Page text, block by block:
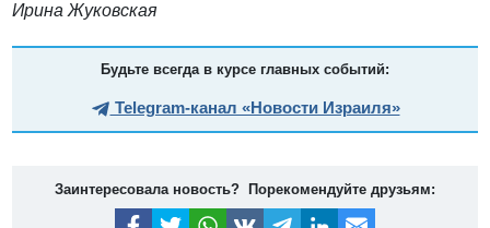
Ирина Жуковская
Будьте всегда в курсе главных событий:
Telegram-канал «Новости Израиля»
Заинтересовала новость? Порекомендуйте друзьям: